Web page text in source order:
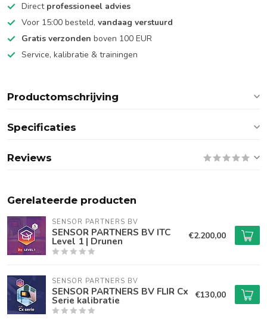
Direct professioneel advies
Voor 15:00 besteld, vandaag verstuurd
Gratis verzonden boven 100 EUR
Service, kalibratie & trainingen
Productomschrijving
Specificaties
Reviews
Gerelateerde producten
SENSOR PARTNERS BV
SENSOR PARTNERS BV ITC
Level 1 | Drunen €2.200,00
SENSOR PARTNERS BV
SENSOR PARTNERS BV FLIR Cx
Serie kalibratie €130,00